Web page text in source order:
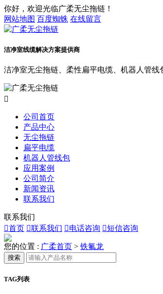
你好，欢迎光临广柔无尘拖链！
网站地图 百度蜘蛛 在线留言
洁净室线缆解决方案提供商
洁净室无尘拖链、柔性扁平电缆、机器人管线

公司首页
产品中心
无尘拖链
扁平电缆
机器人管线包
应用案例
公司简介
新闻资讯
联系我们
联系我们
首页 联系我们 电话咨询 短信咨询
您的位置 : 广柔首页 > 铁氟龙
搜索
TAG列表